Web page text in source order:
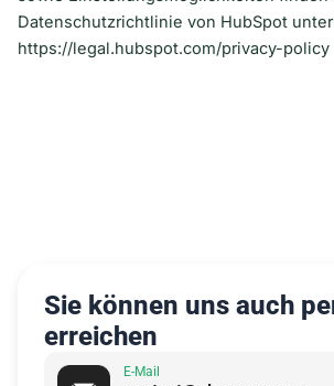
Datenschutzrichtlinie von HubSpot
https://legal.hubspot.com/privacy-policy
Sie können uns auch
erreichen
E-Mail